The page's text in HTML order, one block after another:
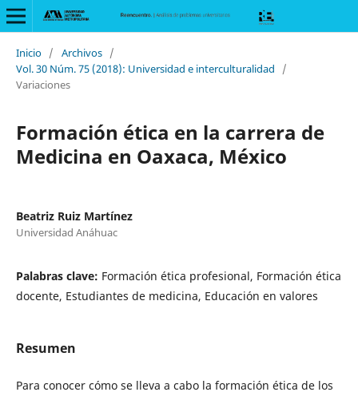
Inicio / Archivos /
Vol. 30 Núm. 75 (2018): Universidad e interculturalidad
/
Variaciones
Formación ética en la carrera de
Medicina en Oaxaca, México
Beatriz Ruiz Martínez
Universidad Anáhuac
Palabras clave: Formación ética profesional, Formación ética
docente, Estudiantes de medicina, Educación en valores
Resumen
Para conocer cómo se lleva a cabo la formación ética de los